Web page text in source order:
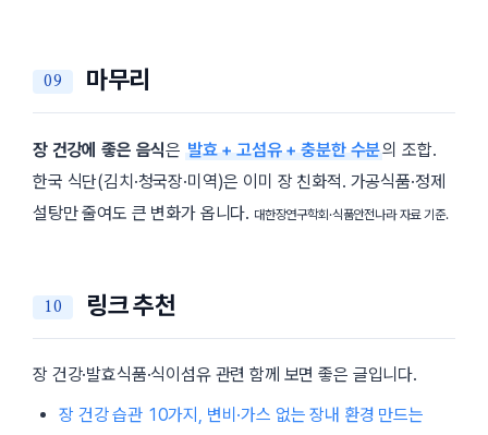
마무리
장 건강에 좋은 음식은 발효 + 고섬유 + 충분한 수분의 조합.
한국 식단(김치·청국장·미역)은 이미 장 친화적. 가공식품·정제
설탕만 줄여도 큰 변화가 옵니다. 대한장연구학회·식품안전나라 자료 기준.
링크 추천
장 건강·발효식품·식이섬유 관련 함께 보면 좋은 글입니다.
장 건강 습관 10가지, 변비·가스 없는 장내 환경 만드는